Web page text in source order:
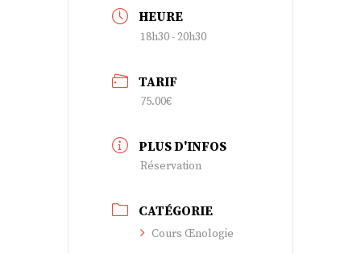
HEURE
18h30 - 20h30
TARIF
75.00€
PLUS D'INFOS
Réservation
CATÉGORIE
Cours Œnologie